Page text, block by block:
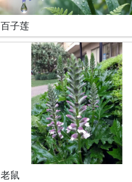
百子莲
老鼠